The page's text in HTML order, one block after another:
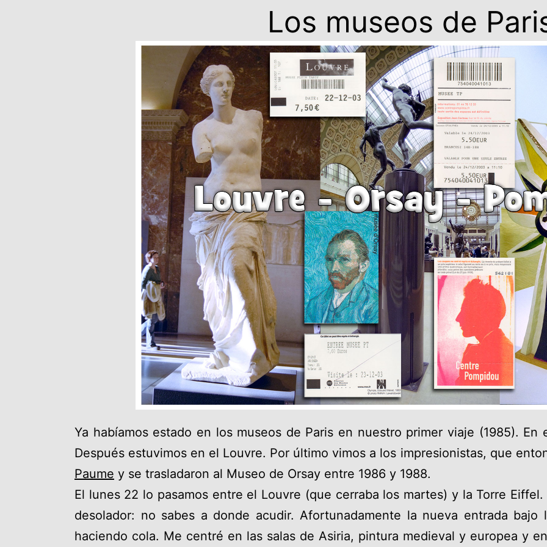
Los museos de
Ya habíamos estado en los museos de Paris en nuestro primer viaje (1985).
Después estuvimos en el Louvre. Por último vimos a los impresionistas, que
Paume y se trasladaron al Museo de Orsay entre 1986 y 1988.
El lunes 22 lo pasamos entre el Louvre (que cerraba los martes) y la Torre
desolador: no sabes a donde acudir. Afortunadamente la nueva entrada
haciendo cola. Me centré en las salas de Asiria, pintura medieval y europea y